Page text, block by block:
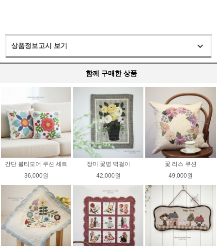
상품정보고시 보기
함께 구매한 상품
간단 볼티모어 쿠션 세트
36,000원
장미 꽃병 벽걸이
42,000원
꽃 리스 쿠션
49,000원